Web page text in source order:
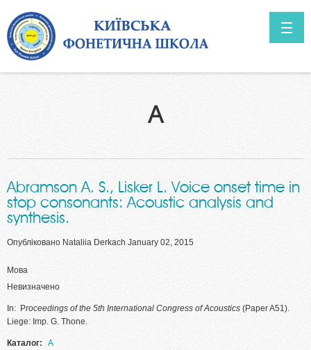
Коло розроблюваних питань
Наші праці
A
Abramson A. S., Lisker L. Voice onset time in
stop consonants: Acoustic analysis and
synthesis.
Опубліковано Nataliia Derkach January 02, 2015
Мова
Невизначено
In: Proceedings of the 5th International Congress of Acoustics (Paper A51).
Liege: Imp. G. Thone.
Каталог: A